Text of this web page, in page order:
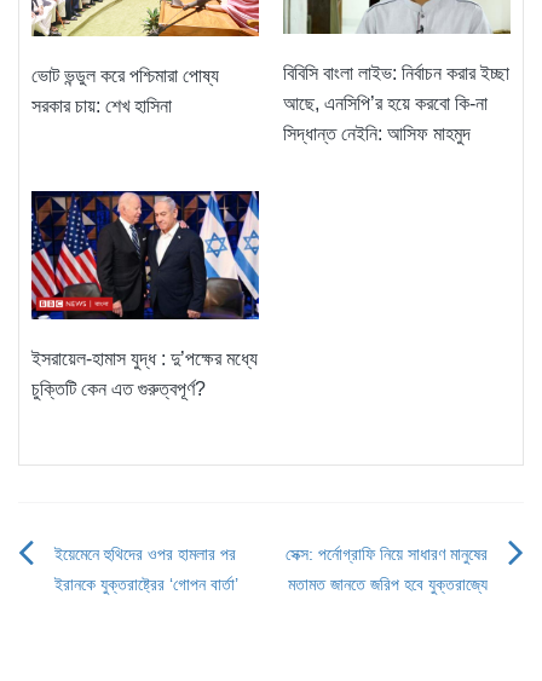
ভোট ভন্ডুল করে পশ্চিমারা পোষ্য
সরকার চায়: শেখ হাসিনা
বিবিসি বাংলা লাইভ: নির্বাচন করার ইচ্ছা
আছে, এনসিপি’র হয়ে করবো কি-না
সিদ্ধান্ত নেইনি: আসিফ মাহমুদ
ইসরায়েল-হামাস যুদ্ধ : দু’পক্ষের মধ্যে
চুক্তিটি কেন এত গুরুত্বপূর্ণ?
Post
ইয়েমেনে হুথিদের ওপর হামলার পর
ইরানকে যুক্তরাষ্ট্রের ‘গোপন বার্তা’
সেক্স: পর্নোগ্রাফি নিয়ে সাধারণ মানুষের
মতামত জানতে জরিপ হবে যুক্তরাজ্যে